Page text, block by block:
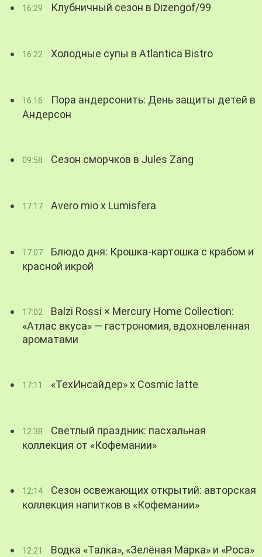
16:29 Клубничный сезон в Dizengof/99
16:22 Холодные супы в Atlantica Bistro
16:16
Пора андерсонить: День защиты детей в
Андерсон
09:58 Сезон сморчков в Jules Zang
17:17 Avero mio x Lumisfera
17:07
Блюдо дня: Крошка-картошка с крабом и
красной икрой
17:02
Balzi Rossi × Mercury Home Collection:
«Атлас вкуса» — гастрономия, вдохновленная
ароматами
17:11 «ТехИнсайдер» х Cosmic latte
12:38
Светлый праздник: пасхальная
коллекция от «Кофемании»
12:14
Сезон освежающих открытий: авторская
коллекция напитков в «Кофемании»
12:21
Водка «Талка», «Зелёная Марка» и «Роса»